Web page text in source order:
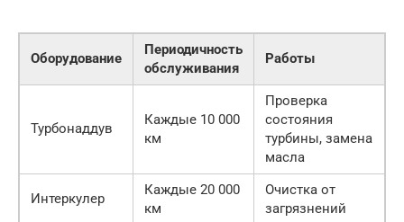
Оборудование
Периодичность
обслуживания
Работы
Турбонаддув
Каждые 10 000
км
Проверка
состояния
турбины, замена
масла
Интеркулер
Каждые 20 000
км
Очистка от
загрязнений